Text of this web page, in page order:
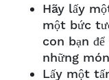
Hãy lấy
một bức
con bạn
những
Lấy một